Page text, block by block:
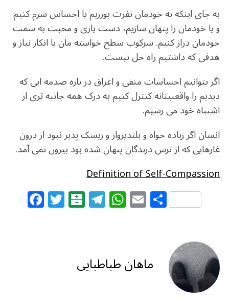
به جای اینکه به خودمان نفرت بورزیم یا احساس شرم کنیم
و یا خودمان را پنهان سازیم، دست یاری و محبت به سمت
خودمان دراز کنیم. سرکوب سطح خواسته مان یا انکار نیاز و
هدفی که داشتیم راه حل نیست.
اگر بتوانیم احساسات منفی و اغراق در باره صدمه ایی که
دیدیم را واقعبینانه کنترل کنیم به درک همه جانبه تری از
اشتباه خود می رسیم.
انسان اگر زیاده خواه و بلندپرواز و ریسک پذیر نبود از درون
غارهایی که از ترس درندگان پنهان شده بود بیرون نمی آمد.
Definition of Self-Compassion
F
a T
w B
al
in
T
el
ra
m
W
h
A
p
E
m S
h
e ماهان طباطبایی